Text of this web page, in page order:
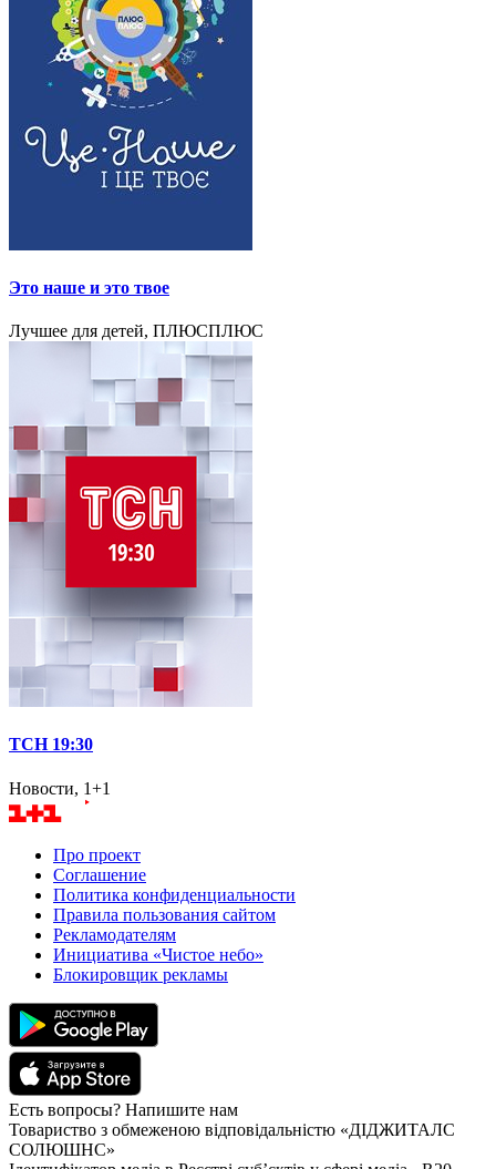
Это наше и это твое
Лучшее для детей, ПЛЮСПЛЮС
ТСН 19:30
Новости, 1+1
Про проект
Соглашение
Политика конфиденциальности
Правила пользования сайтом
Рекламодателям
Инициатива «Чистое небо»
Блокировщик рекламы
Есть вопросы? Напишите нам
Товариство з обмеженою відповідальністю «ДІДЖИТАЛС
СОЛЮШНС»